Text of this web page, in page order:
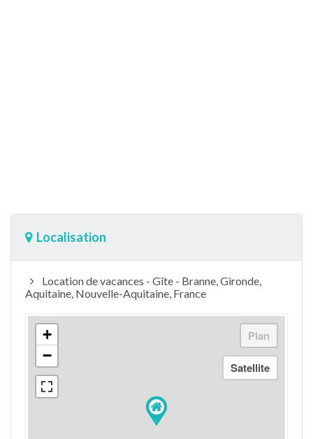
Localisation
Location de vacances - Gîte - Branne, Gironde,
Aquitaine, Nouvelle-Aquitaine, France
+
−